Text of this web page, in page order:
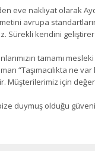
eve nakliyat olarak
avrupa
Sürekli kendini
tamamı
“Taşımacılıkta ne
Müşterilerimiz için
bize duymuş olduğu